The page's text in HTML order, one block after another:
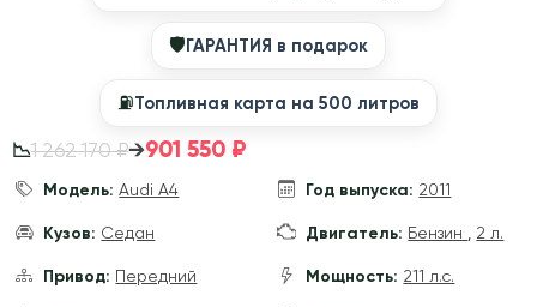
🛡ГАРАНТИЯ в подарок
⛽️Топливная карта на 500 литров
📉1 262 170 ₽→901 550 ₽
Модель: Audi A4 Год выпуска: 2011
Кузов: Седан Двигатель: Бензин 2 л.
Привод: Передний Мощность: 211 л.с.